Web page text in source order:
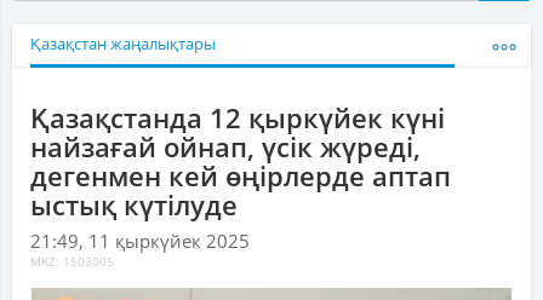
Қазақстан жаңалықтары
Қазақстанда 12 қыркүйек күні
найзағай ойнап, үсік жүреді,
дегенмен кей өңірлерде аптап
ыстық күтілуде
21:49, 11 қыркүйек 2025
MKZ: 1503005